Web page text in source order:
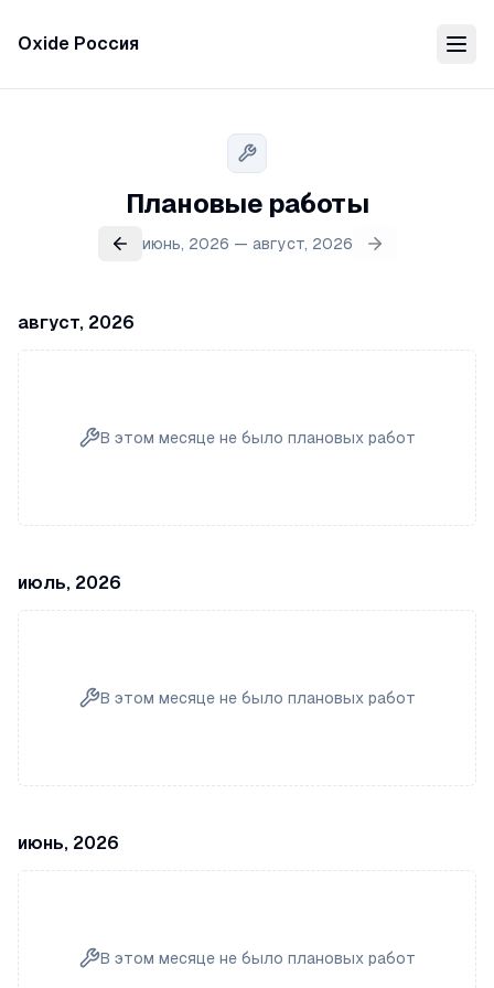
Oxide Россия
Плановые работы
июнь, 2026 — август, 2026
август, 2026
В этом месяце не было плановых работ
июль, 2026
В этом месяце не было плановых работ
июнь, 2026
В этом месяце не было плановых работ